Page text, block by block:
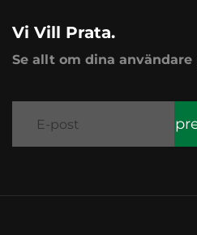
Vi Vill Prata.
Se allt om dina